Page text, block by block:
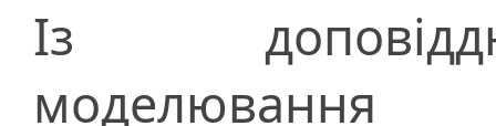
Із
моделювання